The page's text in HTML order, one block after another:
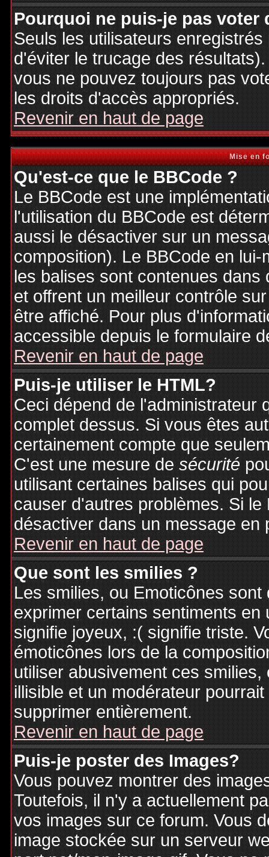
Pourquoi ne puis-je pas voter
Seuls les utilisateurs
d'éviter le trucage des
vous ne pouvez toujours pas
les droits d'accès appropriés.
Revenir en haut de page
Mise en
Qu'est-ce que le BBCode ?
Le BBCode est une
l'utilisation du BBCode est
aussi le désactiver sur un
composition). Le BBCode en
les balises sont contenues
et offrent un meilleur contrôle
être affiché. Pour plus
accessible depuis le formulaire
Revenir en haut de page
Puis-je utiliser le HTML?
Ceci dépend de l'administrateur
complet dessus. Si vous êtes
certainement compte que
C'est une mesure desécurité
utilisant certaines balises qui
causer d'autres problèmes. Si
désactiver dans un message en
Revenir en haut de page
Que sont les smilies ?
Les smilies, ou Emoticônes
exprimer certains sentiments
signifie joyeux, :( signifie triste.
émoticônes lors de la
utiliser abusivement ces
illisible et un modérateur
supprimer entièrement.
Revenir en haut de page
Puis-je poster des Images?
Vous pouvez montrer des
Toutefois, il n'y a actuellement
vos images sur ce forum. Vous
image stockée sur un serveur